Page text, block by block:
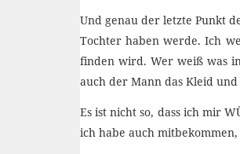
Und genau der letzte Punkt
Tochter haben werde. Ich
finden wird. Wer weiß was
auch der Mann das Kleid
Es ist nicht so, dass ich mir
ich habe auch